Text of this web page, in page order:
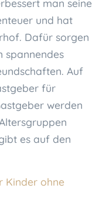
man seine
und hat
Dafür sorgen
spannendes
Auf
für
werden
es auf den
Kinder ohne